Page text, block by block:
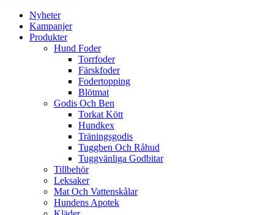
Nyheter
Kampanjer
Produkter
Hund Foder
Torrfoder
Färskfoder
Fodertopping
Blötmat
Godis Och Ben
Torkat Kött
Hundkex
Träningsgodis
Tuggben Och Råhud
Tuggvänliga Godbitar
Tillbehör
Leksaker
Mat Och Vattenskålar
Hundens Apotek